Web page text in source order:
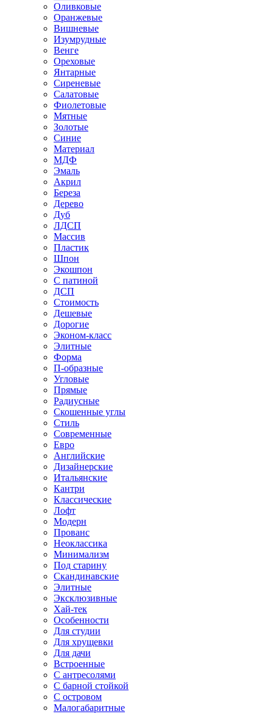
Оливковые
Оранжевые
Вишневые
Изумрудные
Венге
Ореховые
Янтарные
Сиреневые
Салатовые
Фиолетовые
Мятные
Золотые
Синие
Материал
МДФ
Эмаль
Акрил
Береза
Дерево
Дуб
ЛДСП
Массив
Пластик
Шпон
Экошпон
С патиной
ДСП
Стоимость
Дешевые
Дорогие
Эконом-класс
Элитные
Форма
П-образные
Угловые
Прямые
Радиусные
Скошенные углы
Стиль
Современные
Евро
Английские
Дизайнерские
Итальянские
Кантри
Классические
Лофт
Модерн
Прованс
Неоклассика
Минимализм
Под старину
Скандинавские
Элитные
Эксклюзивные
Хай-тек
Особенности
Для студии
Для хрущевки
Для дачи
Встроенные
С антресолями
С барной стойкой
С островом
Малогабаритные